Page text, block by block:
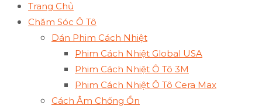
Trang Chủ
Chăm Sóc Ô Tô
Dán Phim Cách Nhiệt
Phim Cách Nhiệt Global USA
Phim Cách Nhiệt Ô Tô 3M
Phim Cách Nhiệt Ô Tô Cera Max
Cách Âm Chống Ồn